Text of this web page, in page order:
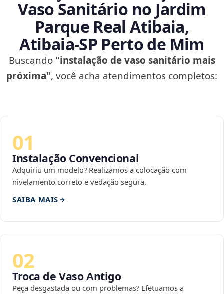
Vaso Sanitário no Jardim
Parque Real Atibaia,
Atibaia‑SP Perto de Mim
Buscando "instalação de vaso sanitário mais
próxima", você acha atendimentos completos:
01
Instalação Convencional
Adquiriu um modelo? Realizamos a colocação com
nivelamento correto e vedação segura.
SAIBA MAIS
02
Troca de Vaso Antigo
Peça desgastada ou com problemas? Efetuamos a